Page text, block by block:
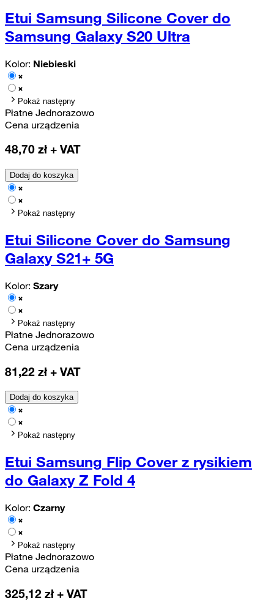
Etui Samsung Silicone Cover do
Samsung Galaxy S20 Ultra
Kolor: Niebieski
Pokaż następny
Płatne Jednorazowo
Cena urządzenia
48,70 zł + VAT
Dodaj do koszyka
Pokaż następny
Etui Silicone Cover do Samsung
Galaxy S21+ 5G
Kolor: Szary
Pokaż następny
Płatne Jednorazowo
Cena urządzenia
81,22 zł + VAT
Dodaj do koszyka
Pokaż następny
Etui Samsung Flip Cover z rysikiem
do Galaxy Z Fold 4
Kolor: Czarny
Pokaż następny
Płatne Jednorazowo
Cena urządzenia
325,12 zł + VAT